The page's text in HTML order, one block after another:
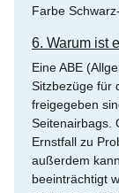
Farbe
6. Warum ist
Eine ABE
Sitzbezüge für
freigegeben
Seitenairbags.
Ernstfall zu
außerdem
beeinträchtigt